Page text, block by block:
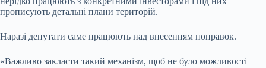
прописують детальні плани територій.
Наразі депутати саме працюють над внесенням поправок.
«Важливо закласти такий механізм, щоб не було можливості